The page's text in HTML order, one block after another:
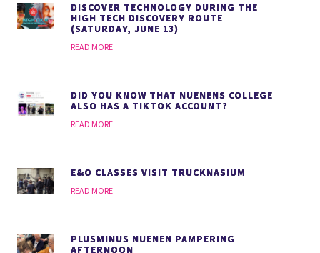
DISCOVER TECHNOLOGY DURING THE
HIGH TECH DISCOVERY ROUTE
(SATURDAY, JUNE 13)
READ MORE
DID YOU KNOW THAT NUENENS COLLEGE
ALSO HAS A TIKTOK ACCOUNT?
READ MORE
E&O CLASSES VISIT TRUCKNASIUM
READ MORE
PLUSMINUS NUENEN PAMPERING